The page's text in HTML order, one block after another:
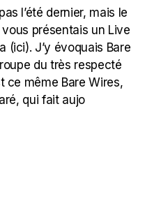
l’été dernier, mais le
présentais un Live
(ici). J’y évoquais Bare
du très respecté
ce même Bare Wires,
qui fait aujo